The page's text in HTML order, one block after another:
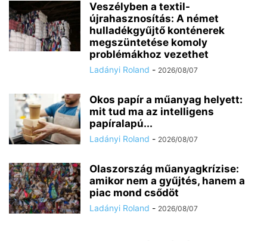
Veszélyben a textil-
újrahasznosítás: A német
hulladékgyűjtő konténerek
megszüntetése komoly
problémákhoz vezethet
Ladányi Roland - 2026/08/07
Okos papír a műanyag helyett:
mit tud ma az intelligens
papíralapú...
Ladányi Roland - 2026/08/07
Olaszország műanyagkrízise:
amikor nem a gyűjtés, hanem a
piac mond csődöt
Ladányi Roland - 2026/08/07